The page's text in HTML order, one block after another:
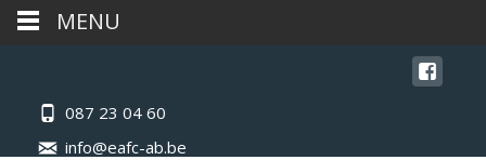
087 23 04 60
info@eafc-ab.be
MENU